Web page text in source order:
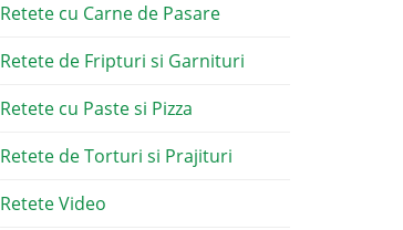
Retete cu Carne de Pasare
Retete de Fripturi si Garnituri
Retete cu Paste si Pizza
Retete de Torturi si Prajituri
Retete Video